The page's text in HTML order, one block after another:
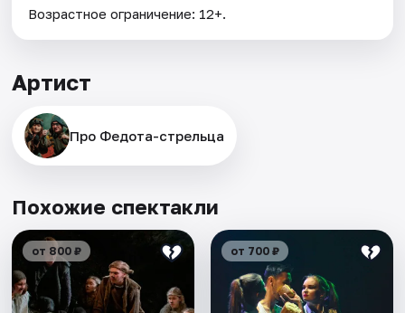
Возрастное ограничение: 12+.
Артист
Про Федота-стрельца
Похожие спектакли
от 800 ₽ от 700 ₽